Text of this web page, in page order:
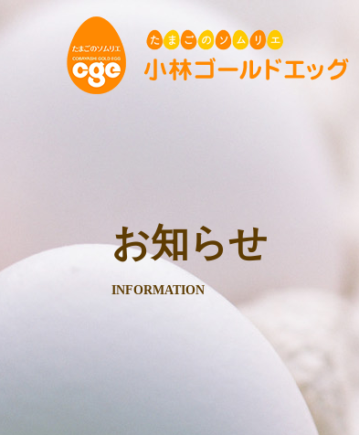
お知らせ
INFORMATION